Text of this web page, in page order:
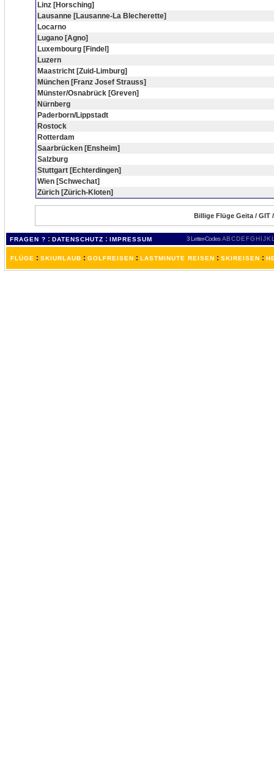
Linz [Horsching]
Lausanne [Lausanne-La Blecherette]
Locarno
Lugano [Agno]
Luxembourg [Findel]
Luzern
Maastricht [Zuid-Limburg]
München [Franz Josef Strauss]
Münster/Osnabrück [Greven]
Nürnberg
Paderborn/Lippstadt
Rostock
Rotterdam
Saarbrücken [Ensheim]
Salzburg
Stuttgart [Echterdingen]
Wien [Schwechat]
Zürich [Zürich-Kloten]
Billige Flüge Geita / GIT
FRAGEN ? : DATENSCHUTZ : IMPRESSUM 3 Letter-Codes ABCDEFGH IJKL
FLÜGE : SKIURLAUB : GOLFREISEN : LASTMINUTE REISEN : SKIREISEN :